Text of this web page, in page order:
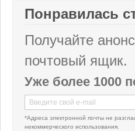
Понравилась
Получайте
почтовый ящик.
Уже более 1000
*Адреса электронной почты не
некоммерческого использования.